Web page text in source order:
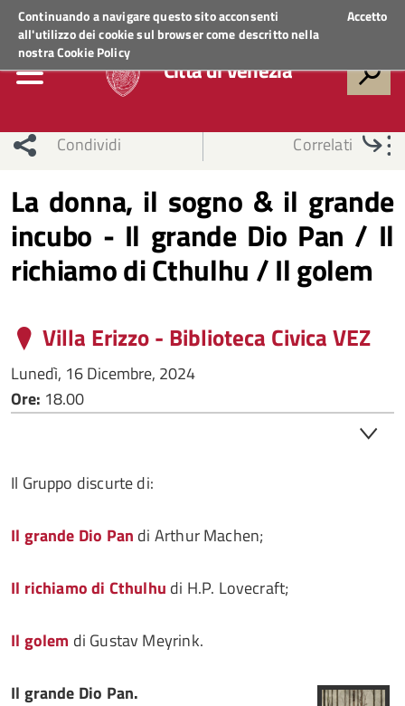
Continuando a navigare questo sito acconsenti
all'utilizzo dei cookie sul browser come descritto nella
nostraCookie Policy
Accetto
Regione VenetoACCEDI AI SERVIZI
Città di Venezia
Condividi Correlati
La donna, il sogno & il grande
incubo - Il grande Dio Pan / Il
richiamo di Cthulhu / Il golem
Villa Erizzo - Biblioteca Civica VEZ
Lunedì, 16 Dicembre, 2024
Ore: 18.00
Il Gruppo discurte di:
Il grande Dio Pan di Arthur Machen;
Il richiamo di Cthulhu di H.P. Lovecraft;
Il golem di Gustav Meyrink.
Il grande Dio Pan.